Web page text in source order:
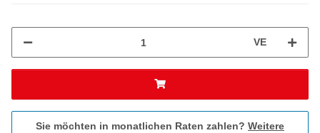
VE
Sie möchten in monatlichen Raten zahlen? Weitere